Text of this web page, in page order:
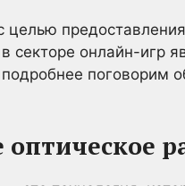
целью
онлайн-игр
поговорим